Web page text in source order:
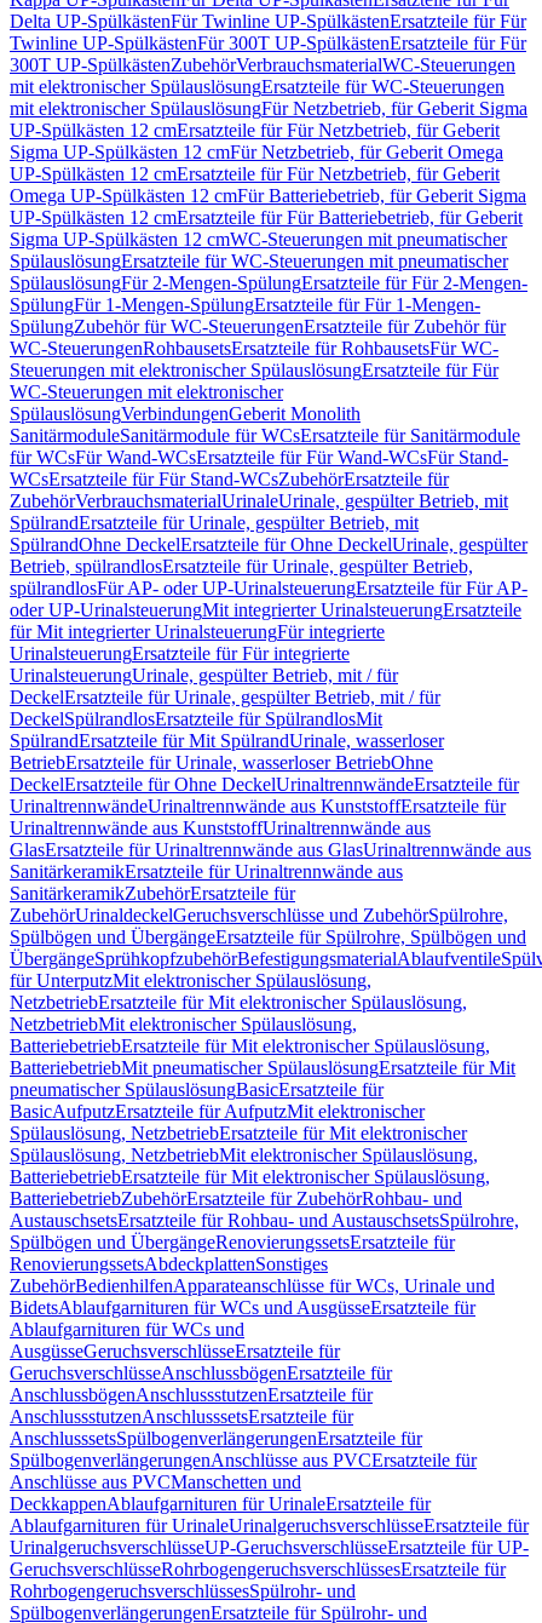
Delta UP-SpülkästenFür Twinline UP-SpülkästenErsatzteile für Für
Twinline UP-SpülkästenFür 300T UP-SpülkästenErsatzteile für Für
300T UP-SpülkästenZubehörVerbrauchsmaterialWC-Steuerungen
mit elektronischer SpülauslösungErsatzteile für WC-Steuerungen
mit elektronischer SpülauslösungFür Netzbetrieb, für Geberit Sigma
UP-Spülkästen 12 cmErsatzteile für Für Netzbetrieb, für Geberit
Sigma UP-Spülkästen 12 cmFür Netzbetrieb, für Geberit Omega
UP-Spülkästen 12 cmErsatzteile für Für Netzbetrieb, für Geberit
Omega UP-Spülkästen 12 cmFür Batteriebetrieb, für Geberit Sigma
UP-Spülkästen 12 cmErsatzteile für Für Batteriebetrieb, für Geberit
Sigma UP-Spülkästen 12 cmWC-Steuerungen mit pneumatischer
SpülauslösungErsatzteile für WC-Steuerungen mit pneumatischer
SpülauslösungFür 2-Mengen-SpülungErsatzteile für Für 2-Mengen-
SpülungFür 1-Mengen-SpülungErsatzteile für Für 1-Mengen-
SpülungZubehör für WC-SteuerungenErsatzteile für Zubehör für
WC-SteuerungenRohbausetsErsatzteile für RohbausetsFür WC-
Steuerungen mit elektronischer SpülauslösungErsatzteile für Für
WC-Steuerungen mit elektronischer
SpülauslösungVerbindungenGeberit Monolith
SanitärmoduleSanitärmodule für WCsErsatzteile für Sanitärmodule
für WCsFür Wand-WCsErsatzteile für Für Wand-WCsFür Stand-
WCsErsatzteile für Für Stand-WCsZubehörErsatzteile für
ZubehörVerbrauchsmaterialUrinaleUrinale, gespülter Betrieb, mit
SpülrandErsatzteile für Urinale, gespülter Betrieb, mit
SpülrandOhne DeckelErsatzteile für Ohne DeckelUrinale, gespülter
Betrieb, spülrandlosErsatzteile für Urinale, gespülter Betrieb,
spülrandlosFür AP- oder UP-UrinalsteuerungErsatzteile für Für AP-
oder UP-UrinalsteuerungMit integrierter UrinalsteuerungErsatzteile
für Mit integrierter UrinalsteuerungFür integrierte
UrinalsteuerungErsatzteile für Für integrierte
UrinalsteuerungUrinale, gespülter Betrieb, mit / für
DeckelErsatzteile für Urinale, gespülter Betrieb, mit / für
DeckelSpülrandlosErsatzteile für SpülrandlosMit
SpülrandErsatzteile für Mit SpülrandUrinale, wasserloser
BetriebErsatzteile für Urinale, wasserloser BetriebOhne
DeckelErsatzteile für Ohne DeckelUrinaltrennwändeErsatzteile für
UrinaltrennwändeUrinaltrennwände aus KunststoffErsatzteile für
Urinaltrennwände aus KunststoffUrinaltrennwände aus
GlasErsatzteile für Urinaltrennwände aus GlasUrinaltrennwände aus
SanitärkeramikErsatzteile für Urinaltrennwände aus
SanitärkeramikZubehörErsatzteile für
ZubehörUrinaldeckelGeruchsverschlüsse und ZubehörSpülrohre,
Spülbögen und ÜbergängeErsatzteile für Spülrohre, Spülbögen und
ÜbergängeSprühkopfzubehörBefestigungsmaterialAblaufventile
für UnterputzMit elektronischer Spülauslösung,
NetzbetriebErsatzteile für Mit elektronischer Spülauslösung,
NetzbetriebMit elektronischer Spülauslösung,
BatteriebetriebErsatzteile für Mit elektronischer Spülauslösung,
BatteriebetriebMit pneumatischer SpülauslösungErsatzteile für Mit
pneumatischer SpülauslösungBasicErsatzteile für
BasicAufputzErsatzteile für AufputzMit elektronischer
Spülauslösung, NetzbetriebErsatzteile für Mit elektronischer
Spülauslösung, NetzbetriebMit elektronischer Spülauslösung,
BatteriebetriebErsatzteile für Mit elektronischer Spülauslösung,
BatteriebetriebZubehörErsatzteile für ZubehörRohbau- und
AustauschsetsErsatzteile für Rohbau- und AustauschsetsSpülrohre,
Spülbögen und ÜbergängeRenovierungssetsErsatzteile für
RenovierungssetsAbdeckplattenSonstiges
ZubehörBedienhilfenApparateanschlüsse für WCs, Urinale und
BidetsAblaufgarnituren für WCs und AusgüsseErsatzteile für
Ablaufgarnituren für WCs und
AusgüsseGeruchsverschlüsseErsatzteile für
GeruchsverschlüsseAnschlussbögenErsatzteile für
AnschlussbögenAnschlussstutzenErsatzteile für
AnschlussstutzenAnschlusssetsErsatzteile für
AnschlusssetsSpülbogenverlängerungenErsatzteile für
SpülbogenverlängerungenAnschlüsse aus PVCErsatzteile für
Anschlüsse aus PVCManschetten und
DeckkappenAblaufgarnituren für UrinaleErsatzteile für
Ablaufgarnituren für UrinaleUrinalgeruchsverschlüsseErsatzteile für
UrinalgeruchsverschlüsseUP-GeruchsverschlüsseErsatzteile für UP-
GeruchsverschlüsseRohrbogengeruchsverschlüssesErsatzteile für
RohrbogengeruchsverschlüssesSpülrohr- und
SpülbogenverlängerungenErsatzteile für Spülrohr- und